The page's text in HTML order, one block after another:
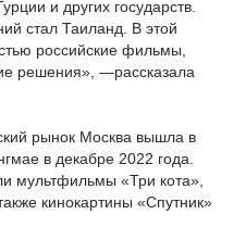
и других государств.
стал Таиланд. В этой
российские фильмы,
решения», —рассказала
рынок Москва вышла в
в декабре 2022 года.
мультфильмы «Три кота»,
кинокартины «Спутник»